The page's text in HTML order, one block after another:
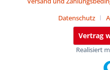
Datenschutz
Vertrag
Realisiert